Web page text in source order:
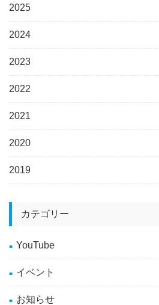
2025
2024
2023
2022
2021
2020
2019
カテゴリー
YouTube
イベント
お知らせ